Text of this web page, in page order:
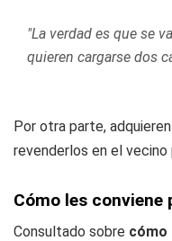
"La verdad es que se
quieren cargarse dos
Por otra parte,
revenderlos en el vecino
Cómo les conviene
Consultado sobre cómo